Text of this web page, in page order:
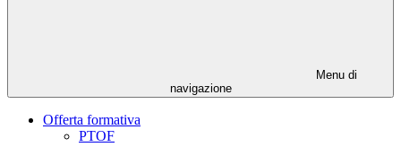
Menu di
navigazione
Offerta formativa
PTOF